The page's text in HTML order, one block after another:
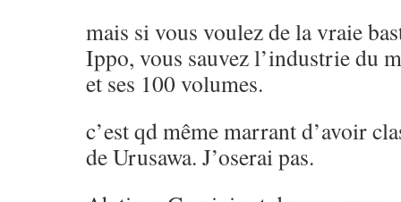
mais si vous voulez de la vraie
Ippo, vous sauvez l’industrie du
et ses 100 volumes.
c’est qd même marrant d’avoir
de Urusawa. J’oserai pas.